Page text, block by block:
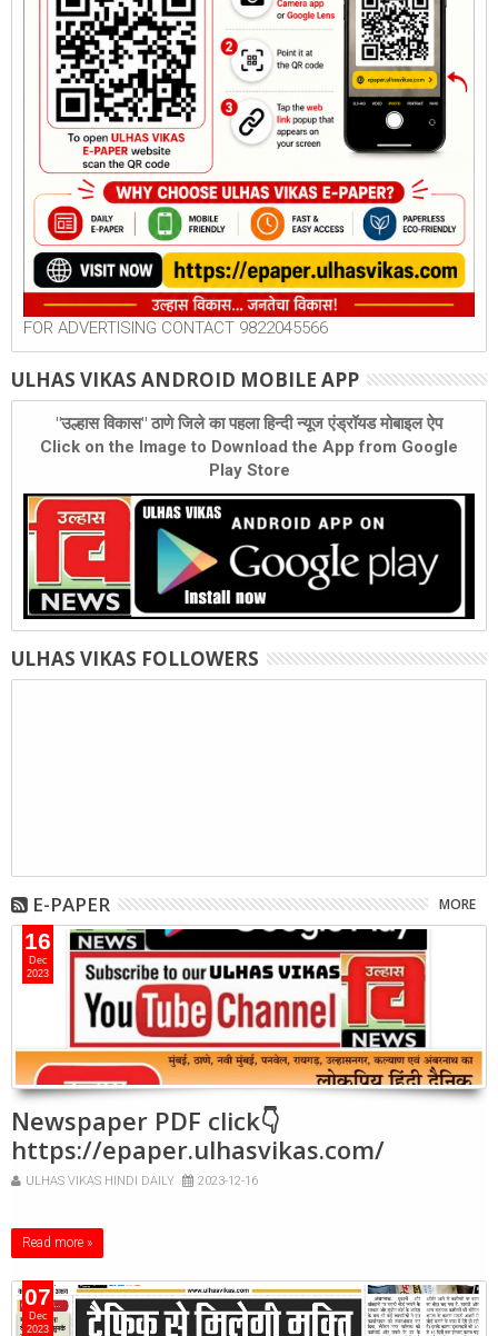
FOR ADVERTISING CONTACT 9822045566
ULHAS VIKAS ANDROID MOBILE APP
"उल्हास विकास" ठाणे जिले का पहला हिन्दी न्यूज एंड्रॉयड मोबाइल ऐप
Click on the Image to Download the App from Google
Play Store
ULHAS VIKAS FOLLOWERS
E-PAPER MORE
16
Dec
2023
Newspaper PDF click👇
https://epaper.ulhasvikas.com/
ULHAS VIKAS HINDI DAILY 2023-12-16
Read more »
07
Dec
2023